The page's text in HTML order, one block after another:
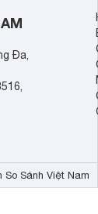
có nhiều
khi du lịch xa
Đa,
Sánh Việt Nam